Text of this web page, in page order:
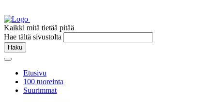
Kaikki mitä tietää pitää
Hae tältä sivustolta
Haku
Etusivu
100 tuoreinta
Suurimmat